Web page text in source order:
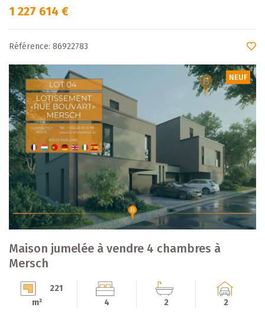
1 227 614 €
Référence: 86922783
NEUF
Maison jumelée à vendre 4 chambres à
Mersch
221
m²
4 2 2